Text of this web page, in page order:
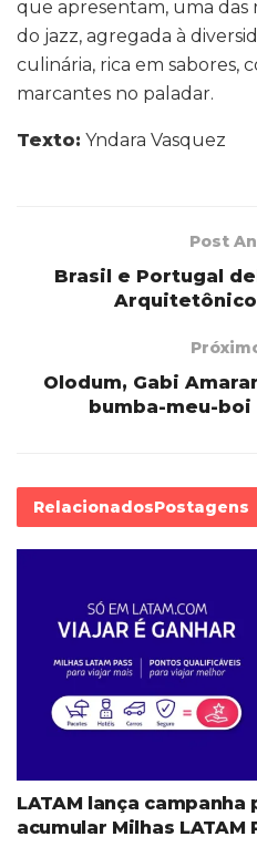
que apresentam, uma das
do jazz, agregada à
culinária, rica em sabores,
marcantes no paladar.
Texto: Yndara Vasquez
Post
Brasil e Portugal
Arquitetônico
Olodum, Gabi
bumba-meu-boi
RelacionadosPostagens
LATAM lança
acumular Milhas LATAM